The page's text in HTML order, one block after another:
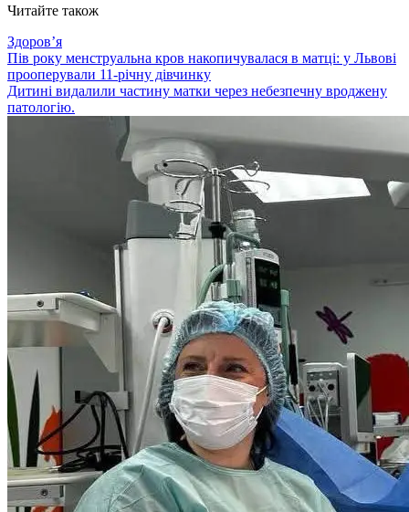
Читайте також
Здоровʼя
Пів року менструальна кров накопичувалася в матці: у Львові
прооперували 11-річну дівчинку
Дитині видалили частину матки через небезпечну вроджену
патологію.